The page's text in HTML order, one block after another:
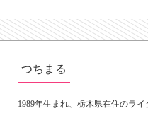
つちまる
1989年生まれ、栃木県在住のラ